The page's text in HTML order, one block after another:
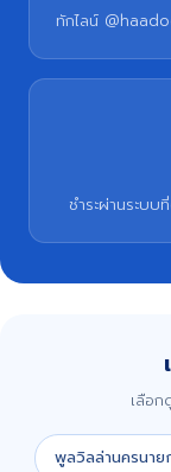
ทักไลน์
ชำระผ่านระบ
เลือก
พูลวิลล่านครนาย